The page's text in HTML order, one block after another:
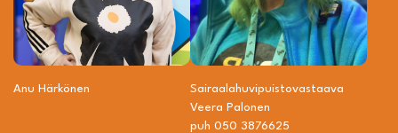
Anu Härkönen
Sairaalahuvipuisto­vastaava
Veera Palonen
puh 050 3876625